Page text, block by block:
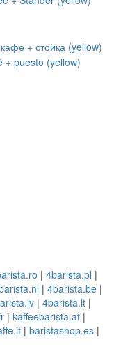
| 4barista.pl |
| 4barista.be |
| 4barista.lt |
| kaffeebarista.at|
| baristashop.es|